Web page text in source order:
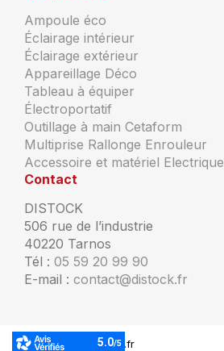
Ampoule éco
Éclairage intérieur
Éclairage extérieur
Appareillage Déco
Tableau à équiper
Électroportatif
Outillage à main Cetaform
Multiprise Rallonge Enrouleur
Accessoire et matériel Electrique
Contact
DISTOCK
506 rue de l’industrie
40220 Tarnos
Tél : 05 59 20 99 90
E-mail : contact@distock.fr
© Copyright Distock.fr